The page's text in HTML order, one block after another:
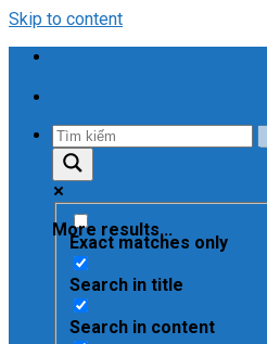
Skip to content
More results...
Exact matches only
Search in title
Search in content